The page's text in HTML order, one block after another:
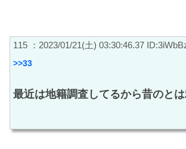
115 ：2023/01/21(土) 03:30:46.37
>>33
最近は地籍調査してるから昔のと